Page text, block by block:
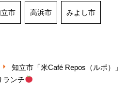
市 高浜市 みよし市
知立市「米Café Repos（ルポ）」
ランチ